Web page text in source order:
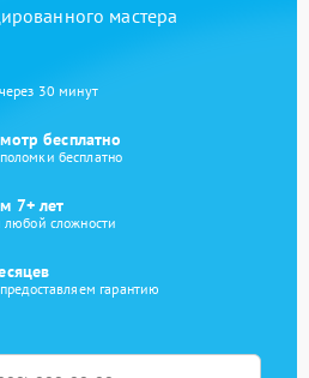
мастера
30 минут
бесплатно
бесплатно
7+ лет
любой сложности
гарантию